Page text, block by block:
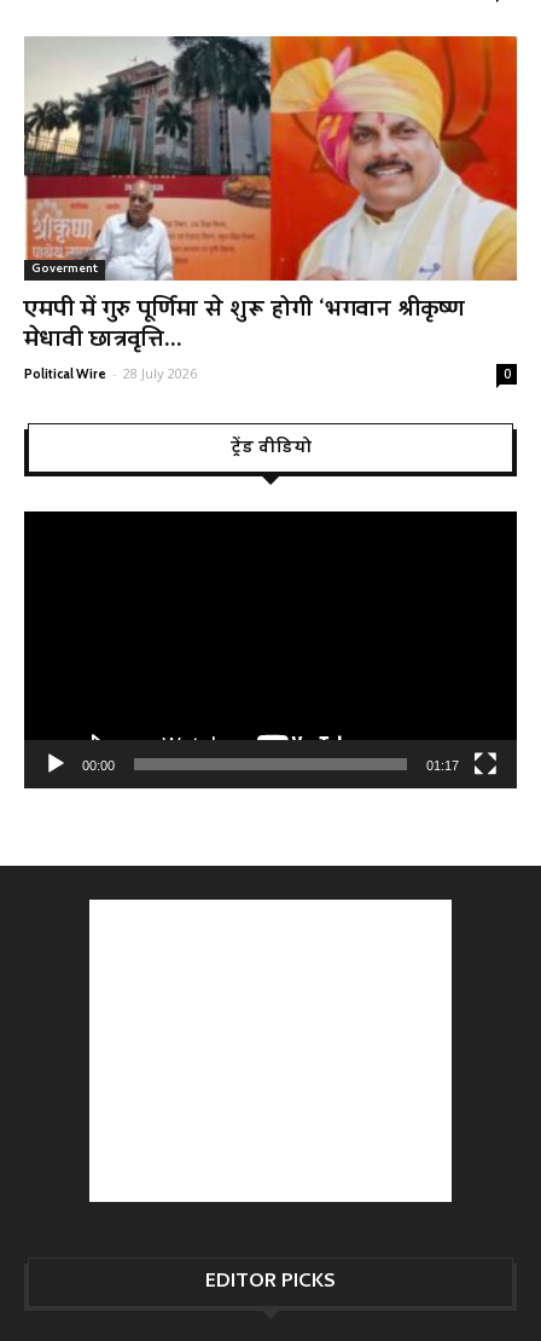
Goverment
एमपी में गुरु पूर्णिमा से शुरू होगी ‘भगवान श्रीकृष्ण
मेधावी छात्रवृत्ति...
Political Wire - 28 July 2026 0
ट्रेंड वीडियो
00:00 01:17
EDITOR PICKS